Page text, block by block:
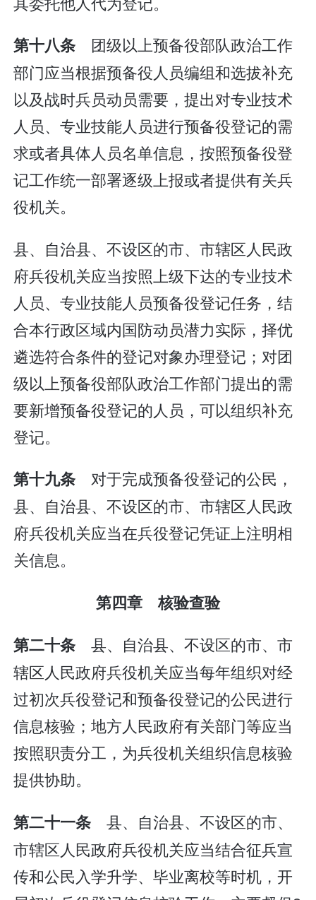
第十八条 团级以上预备役部队政治工作
部门应当根据预备役人员编组和选拔补充
以及战时兵员动员需要，提出对专业技术
人员、专业技能人员进行预备役登记的需
求或者具体人员名单信息，按照预备役登
记工作统一部署逐级上报或者提供有关兵
役机关。
县、自治县、不设区的市、市辖区人民政
府兵役机关应当按照上级下达的专业技术
人员、专业技能人员预备役登记任务，结
合本行政区域内国防动员潜力实际，择优
遴选符合条件的登记对象办理登记；对团
级以上预备役部队政治工作部门提出的需
要新增预备役登记的人员，可以组织补充
登记。
第十九条对于完成预备役登记的公民，
县、自治县、不设区的市、市辖区人民政
府兵役机关应当在兵役登记凭证上注明相
关信息。
第四章 核验查验
第二十条 县、自治县、不设区的市、市
辖区人民政府兵役机关应当每年组织对经
过初次兵役登记和预备役登记的公民进行
信息核验；地方人民政府有关部门等应当
按照职责分工，为兵役机关组织信息核验
提供协助。
第二十一条 县、自治县、不设区的市、
市辖区人民政府兵役机关应当结合征兵宣
传和公民入学升学、毕业离校等时机，开